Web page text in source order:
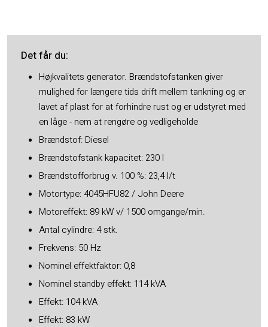
Det får du​:
Højkvalitets generator. Brændstofstanken giver
mulighed for længere tids drift mellem tankning og er
lavet af plast for at forhindre rust og er udstyret med
en låge - nem at rengøre og vedligeholde
Brændstof: Diesel
Brændstofstank kapacitet: 230 l
Brændstofforbrug v. 100 %: 23,4 l/t
Motortype: 4045HFU82 / John Deere
Motoreffekt: 89 kW v/ 1500 omgange/min.
Antal cylindre: 4 stk.
​Frekvens: 50 Hz
Nominel effektfaktor: 0,8
Nominel standby effekt: 114 kVA
Effekt: 104 kVA
Effekt: 83 kW